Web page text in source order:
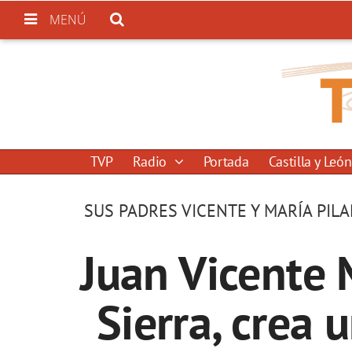
MENÚ
TVP Radio Portada Castilla y León
SUS PADRES VICENTE Y MARÍA
Juan Vicente
Sierra, crea